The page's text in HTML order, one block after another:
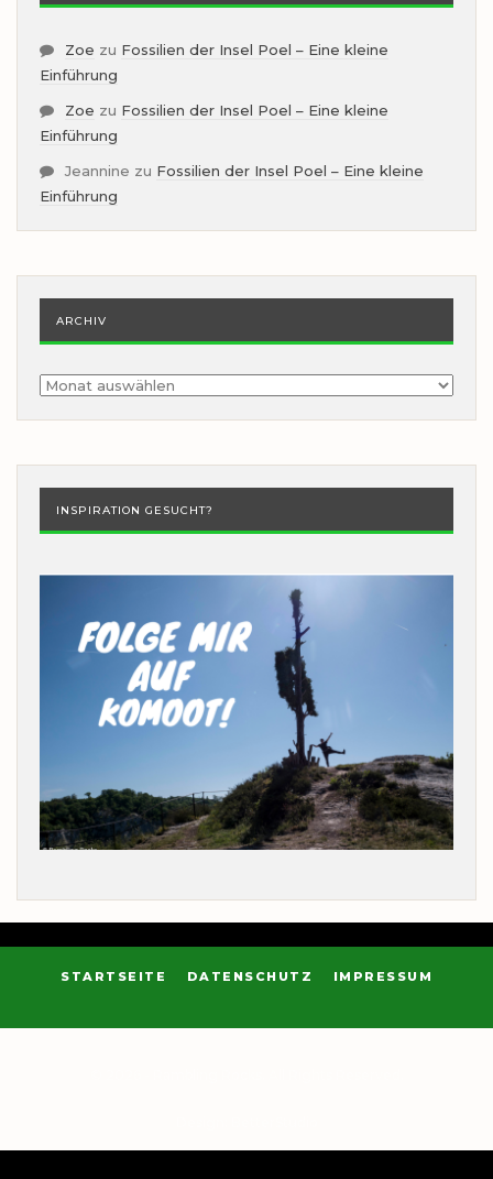
Zoe zu Fossilien der Insel Poel – Eine kleine
Einführung
Zoe zu Fossilien der Insel Poel – Eine kleine
Einführung
Jeannine zu Fossilien der Insel Poel – Eine kleine
Einführung
ARCHIV
Archiv
INSPIRATION GESUCHT?
STARTSEITE DATENSCHUTZ IMPRESSUM